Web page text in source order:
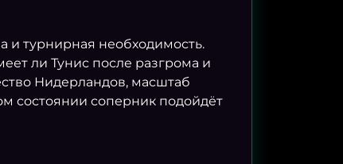
и турнирная необходимость.
ли Тунис после разгрома и
Нидерландов, масштаб
состоянии соперник подойдёт